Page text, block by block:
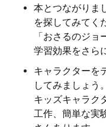
本とつながりま
を探してみてく
「おさるのジョ
学習効果をさら
キャラクターを
してみましょう
キッズキャラク
工作、簡単な実